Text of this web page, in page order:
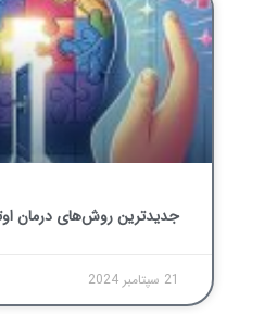
جدیدترین روش‌های درمان
21 سپتامبر 2024